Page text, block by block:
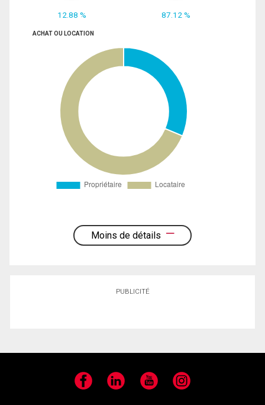
12.88 % 87.12 %
ACHAT OU LOCATION
Moins de détails
PUBLICITÉ
Facebook LinkedIn YouTube Instagram